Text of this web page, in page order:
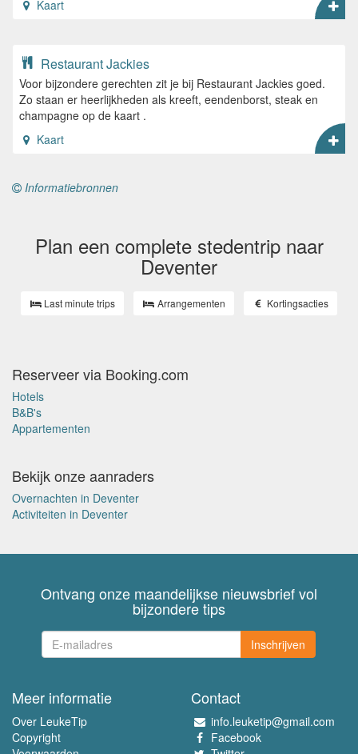
Kaart
Restaurant Jackies
Voor bijzondere gerechten zit je bij Restaurant Jackies goed.
Zo staan er heerlijkheden als kreeft, eendenborst, steak en
champagne op de kaart .
Kaart
Informatiebronnen
Plan een complete stedentrip naar
Deventer
Last minute trips Arrangementen Kortingsacties
Reserveer via Booking.com
Hotels
B&B's
Appartementen
Bekijk onze aanraders
Overnachten in Deventer
Activiteiten in Deventer
Ontvang onze maandelijkse nieuwsbrief vol
bijzondere tips
Inschrijven
Meer informatie
Over LeukeTip
Copyright
Contact
info.leuketip@gmail.com
Facebook